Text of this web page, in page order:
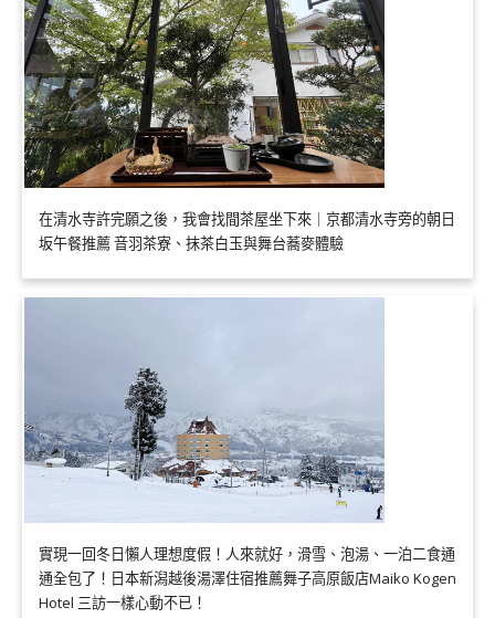
在清水寺許完願之後，我會找間茶屋坐下來｜京都清水寺旁的朝日
坂午餐推薦 音羽茶寮、抹茶白玉與舞台蕎麥體驗
實現一回冬日懶人理想度假！人來就好，滑雪、泡湯、一泊二食通
通全包了！日本新潟越後湯澤住宿推薦舞子高原飯店Maiko Kogen
Hotel 三訪一樣心動不已！